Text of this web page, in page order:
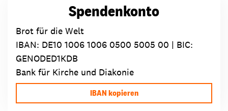
Spendenkonto
Brot für die Welt
IBAN: DE10 1006 1006 0500 5005 00 | BIC:
GENODED1KDB
Bank für Kirche und Diakonie
IBAN kopieren